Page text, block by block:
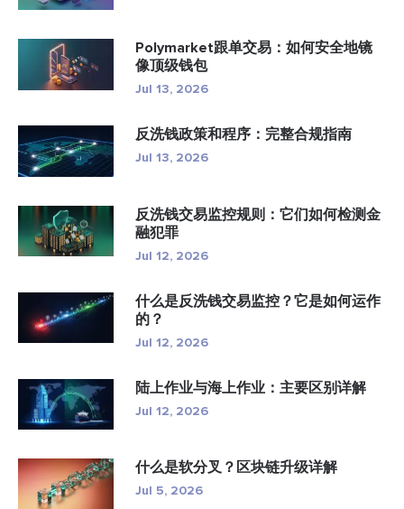
Polymarket跟单交易：如何安全地镜
像顶级钱包
Jul 13, 2026
反洗钱政策和程序：完整合规指南
Jul 13, 2026
反洗钱交易监控规则：它们如何检测金
融犯罪
Jul 12, 2026
什么是反洗钱交易监控？它是如何运作
的？
Jul 12, 2026
陆上作业与海上作业：主要区别详解
Jul 12, 2026
什么是软分叉？区块链升级详解
Jul 5, 2026